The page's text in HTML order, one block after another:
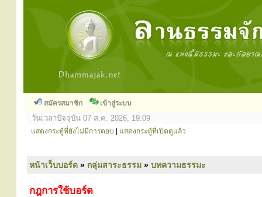
สมัครสมาชิก เข้าสู่ระบบ
วันเวลาปัจจุบัน 07 ส.ค. 2026, 19:09
แสดงกระทู้ที่ยังไม่มีการตอบ แสดงกระทู้ที่เปิดดูแล้ว
หน้าเว็บบอร์ด » กลุ่มสาระธรรม » บทความธรรมะ
กฎการใช้บอร์ด